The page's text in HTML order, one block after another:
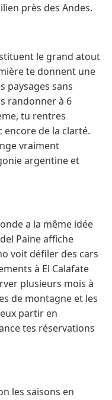
près des Andes.
le grand atout
te donnent une
paysages sans
randonner à 6
tu rentres
de la clarté.
vraiment
argentine et
a la même idée
Paine affiche
voit défiler des cars
à El Calafate
plusieurs mois à
de montagne et les
partir en
tes réservations
les saisons en